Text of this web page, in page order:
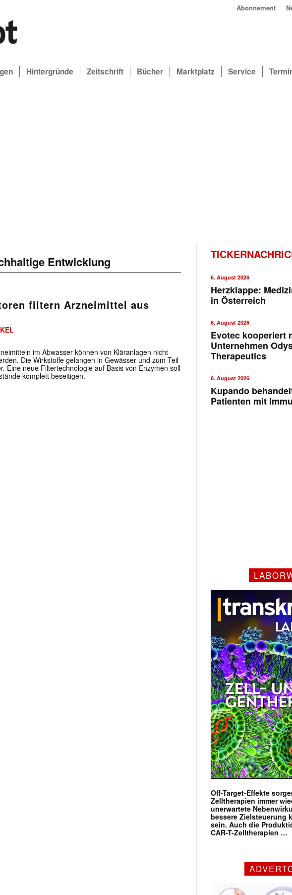
Abonnement
Hintergründe Zeitschrift Bücher Marktplatz Service
Entwicklung
filtern Arzneimittel aus
im Abwasser können von Kläranlagen nicht
Die Wirkstoffe gelangen in Gewässer und zum Teil
Eine neue Filtertechnologie auf Basis von Enzymen soll
komplett beseitigen.
6. August 2026
Herzklappe:
in Österreich
6. August 2026
Evotec kooperiert
Unternehmen
Therapeutics
6. August 2026
Kupando
Patienten mit
Off-Target-Effekte
Zelltherapien immer
unerwartete
bessere Zielsteuerung
sein. Auch die
CAR-T-Zelltherapien …